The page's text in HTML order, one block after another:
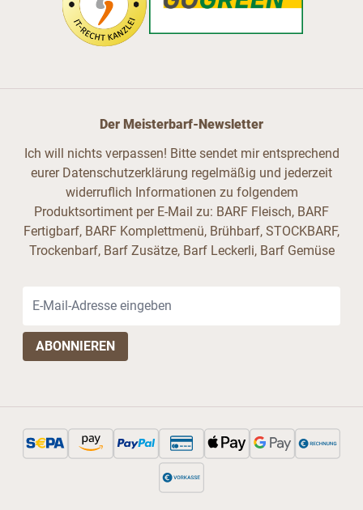
Der Meisterbarf-Newsletter
Ich will nichts verpassen! Bitte sendet mir entsprechend
eurer Datenschutzerklärung regelmäßig und jederzeit
widerruflich Informationen zu folgendem
Produktsortiment per E-Mail zu: BARF Fleisch, BARF
Fertigbarf, BARF Komplettmenü, Brühbarf, STOCKBARF,
Trockenbarf, Barf Zusätze, Barf Leckerli, Barf Gemüse